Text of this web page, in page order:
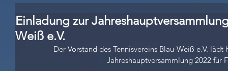
Einladung zur
Weiß e.V.
Der Vorstand des Tennisvereins Blau-Weiß e.V.
Jahreshauptversammlung 2022 für